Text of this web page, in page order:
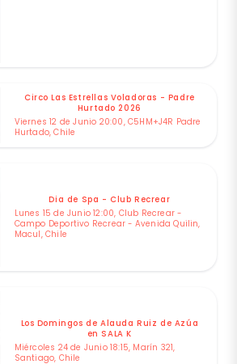
Circo Las Estrellas Voladoras - Padre
Hurtado 2026
Viernes 12 de Junio 20:00, C5HM+J4R Padre
Hurtado, Chile
Dia de Spa - Club Recrear
Lunes 15 de Junio 12:00, Club Recrear -
Campo Deportivo Recrear - Avenida Quilin,
Macul, Chile
Los Domingos de Alauda Ruiz de Azúa
en SALA K
Miércoles 24 de Junio 18:15, Marín 321,
Santiago, Chile